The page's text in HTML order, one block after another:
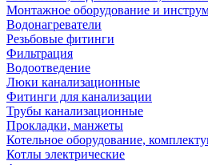
Монтажное оборудование и
Водонагреватели
Резьбовые фитинги
Фильтрация
Водоотведение
Люки канализационные
Фитинги для канализации
Трубы канализационные
Прокладки, манжеты
Котельное оборудование,
Котлы электрические